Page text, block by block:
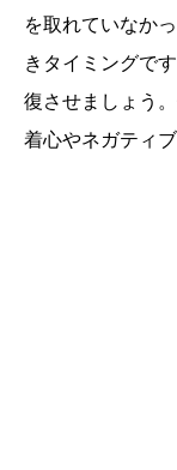
を取れていなか
きタイミングで
復させましょう
着心やネガティ